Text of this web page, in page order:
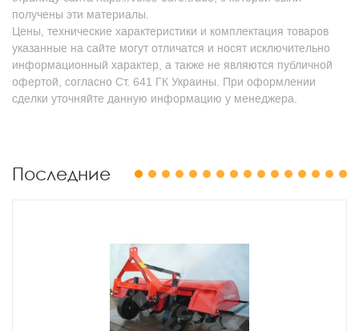
получены эти материалы.
Цены, технические характеристики и комплектация товаров
указанные на сайте могут отличатся и носят исключительно
информационный характер, а также не являются публичной
офертой, согласно Ст. 641 ГК Украины. При оформлении
сделки уточняйте данную информацию у менеджера.
Последние 1 2 3 4 5 6 7 8 9 10 11 12 13 14 15 16